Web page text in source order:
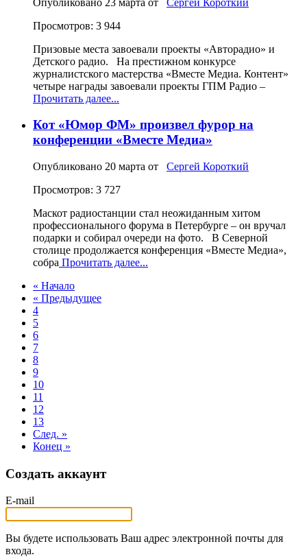
Просмотров: 3 944
Призовые места завоевали проекты «Авторадио» и
Детского радио. На престижном конкурсе
журналистского мастерства «Вместе Медиа. Контент»
четыре награды завоевали проекты ГПМ Радио –
Прочитать далее...
Кот «Юмор ФМ» произвел фурор на
конференции «Вместе Медиа»
Опубликовано 20 марта от Сергей Короткий
Просмотров: 3 727
Маскот радиостанции стал неожиданным хитом
профессионального форума в Петербурге – он вручал
подарки и собирал очереди на фото. В Северной
столице продолжается конференция «Вместе Медиа»,
собра Прочитать далее...
« Начало
« Предыдущее
4
5
6
7
8
9
10
11
12
13
След. »
Конец »
Создать аккаунт
E-mail
Вы будете использовать Ваш адрес электронной почты для
входа.